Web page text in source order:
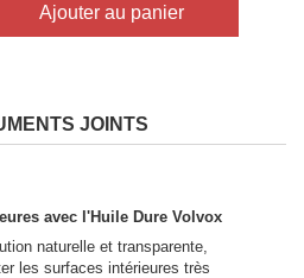
Ajouter au panier
JOINTS
avec l'Huile Dure Volvox
naturelle et transparente,
les surfaces intérieures très